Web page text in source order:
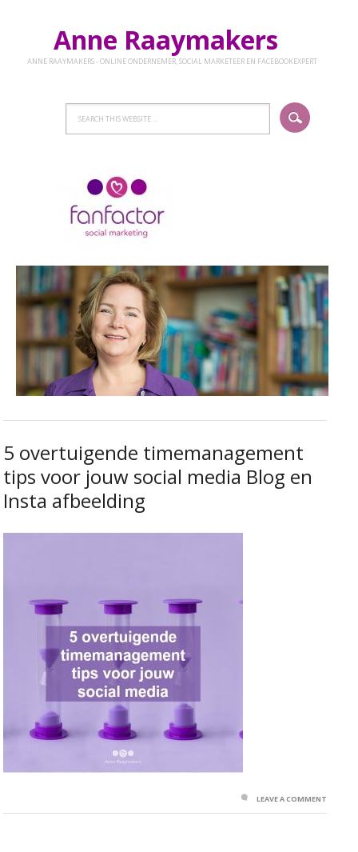
Anne Raaymakers
ANNE RAAYMAKERS - ONLINE ONDERNEMER, SOCIAL MARKETEER EN FACEBOOKEXPERT
5 overtuigende timemanagement
tips voor jouw social media Blog en
Insta afbeelding
LEAVE A COMMENT